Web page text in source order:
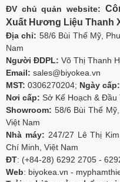
ĐV chủ quản website:
Xuất Hương Liệu Thanh
Địa chỉ: 58/6 Bùi Thế Mỹ,
Nam
Người ĐDPL: Võ Thị Thanh
Email: sales@biyokea.vn
MST: 0306270204; Ngày cấp:
Nơi cấp: Sở Kế Hoạch & Đầu
Showroom: 58/6 Bùi Thế
Việt Nam
Nhà máy: 247/27 Lê Thị
Chí Minh, Việt Nam
ĐT: (+84-28) 6292 2705 -
Web: biyokea.vn -